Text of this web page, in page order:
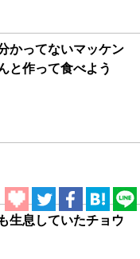
かってないマッケン
と作って食べよう
生息していたチョウ